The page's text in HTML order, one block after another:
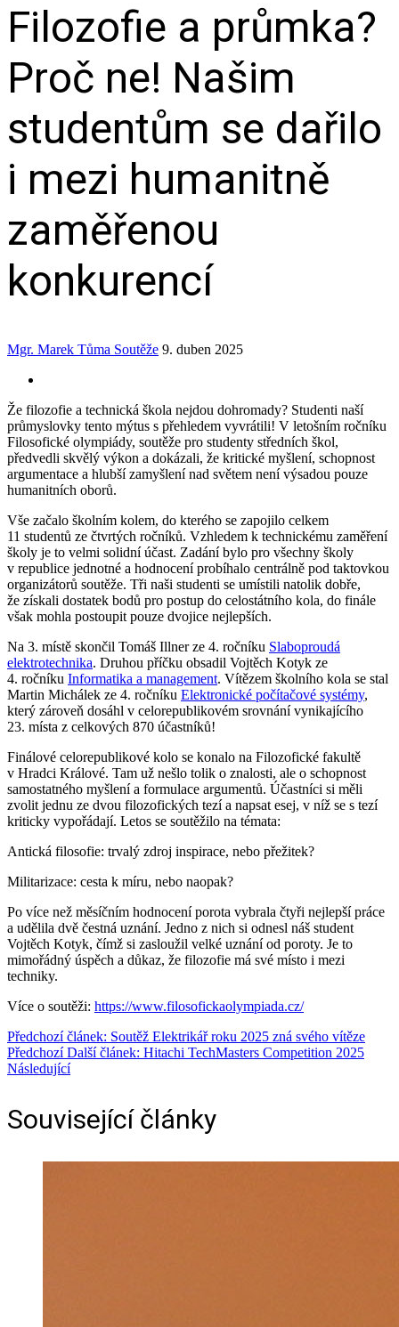
Filozofie a průmka?
Proč ne! Našim
studentům se dařilo
i mezi humanitně
zaměřenou
konkurencí
Mgr. Marek Tůma Soutěže 9. duben 2025
Že filozofie a technická škola nejdou dohromady? Studenti naší
průmyslovky tento mýtus s přehledem vyvrátili! V letošním ročníku
Filosofické olympiády, soutěže pro studenty středních škol,
předvedli skvělý výkon a dokázali, že kritické myšlení, schopnost
argumentace a hlubší zamyšlení nad světem není výsadou pouze
humanitních oborů.
Vše začalo školním kolem, do kterého se zapojilo celkem
11 studentů ze čtvrtých ročníků. Vzhledem k technickému zaměření
školy je to velmi solidní účast. Zadání bylo pro všechny školy
v republice jednotné a hodnocení probíhalo centrálně pod taktovkou
organizátorů soutěže. Tři naši studenti se umístili natolik dobře,
že získali dostatek bodů pro postup do celostátního kola, do finále
však mohla postoupit pouze dvojice nejlepších.
Na 3. místě skončil Tomáš Illner ze 4. ročníku Slaboproudá
elektrotechnika. Druhou příčku obsadil Vojtěch Kotyk ze
4. ročníku Informatika a management. Vítězem školního kola se stal
Martin Michálek ze 4. ročníku Elektronické počítačové systémy,
který zároveň dosáhl v celorepublikovém srovnání vynikajícího
23. místa z celkových 870 účastníků!
Finálové celorepublikové kolo se konalo na Filozofické fakultě
v Hradci Králové. Tam už nešlo tolik o znalosti, ale o schopnost
samostatného myšlení a formulace argumentů. Účastníci si měli
zvolit jednu ze dvou filozofických tezí a napsat esej, v níž se s tezí
kriticky vypořádají. Letos se soutěžilo na témata:
Antická filosofie: trvalý zdroj inspirace, nebo přežitek?
Militarizace: cesta k míru, nebo naopak?
Po více než měsíčním hodnocení porota vybrala čtyři nejlepší práce
a udělila dvě čestná uznání. Jedno z nich si odnesl náš student
Vojtěch Kotyk, čímž si zasloužil velké uznání od poroty. Je to
mimořádný úspěch a důkaz, že filozofie má své místo i mezi
techniky.
Více o soutěži: https://www.filosofickaolympiada.cz/
Předchozí článek: Soutěž Elektrikář roku 2025 zná svého vítěze
Předchozí Další článek: Hitachi TechMasters Competition 2025
Následující
Související články